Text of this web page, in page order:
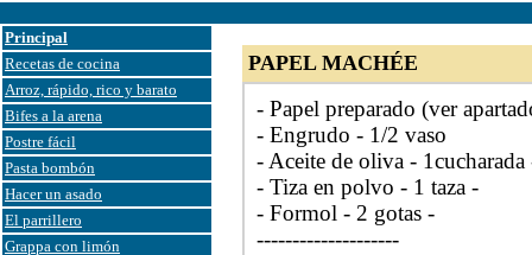
Principal
Recetas de cocina
Arroz, rápido, rico y barato
Bifes a la arena
Postre fácil
Pasta bombón
Hacer un asado
El parrillero
Grappa con limón
PAPEL MACHÉE
- Papel preparado (ver
- Engrudo - 1/2 vaso
- Aceite de oliva - 1cucharada
- Tiza en polvo - 1 taza -
- Formol - 2 gotas -
--------------------